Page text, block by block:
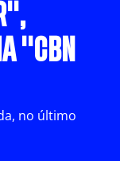
"CBN
no último